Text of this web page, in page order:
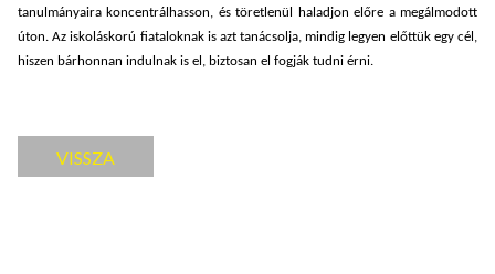
tanulmányaira koncentrálhasson, és töretlenül haladjon előre a megálmodott
úton. Az iskoláskorú fiataloknak is azt tanácsolja, mindig legyen előttük egy cél,
hiszen bárhonnan indulnak is el, biztosan el fogják tudni érni.
VISSZA